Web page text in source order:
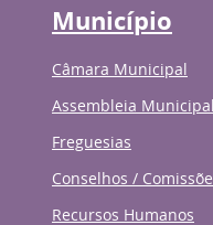
Município
Câmara Municipal
Assembleia Municipal
Freguesias
Conselhos /
Recursos Humanos